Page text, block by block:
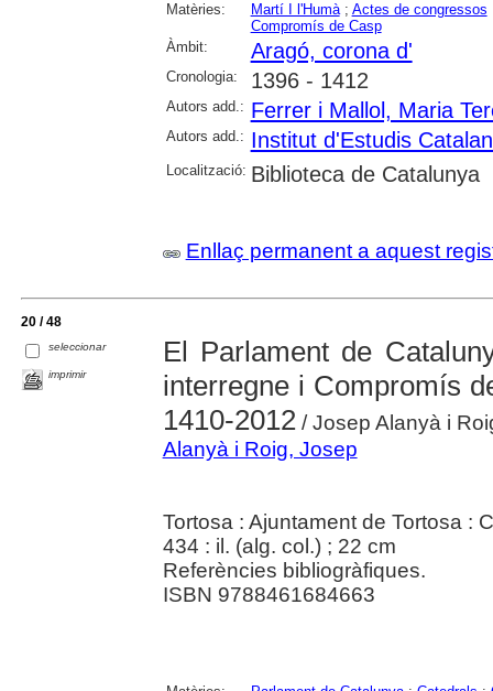
Matèries: Martí I l'Humà; Actes de congressos
Compromís de Casp
Àmbit:
Aragó, corona d'
Cronologia: 1396 - 1412
Autors add.: Ferrer i Mallol, Maria
Autors add.: Institut d'Estudis
Localització: Biblioteca de Catalunya
Enllaç permanent a aquest
20 / 48
seleccionar
imprimir
El Parlament de
interregne i Compromís
1410-2012/ Josep Alanyà i
Alanyà i Roig, Josep
Tortosa : Ajuntament de Tortosa :
434 : il. (alg. col.) ; 22 cm
Referències bibliogràfiques.
ISBN 9788461684663